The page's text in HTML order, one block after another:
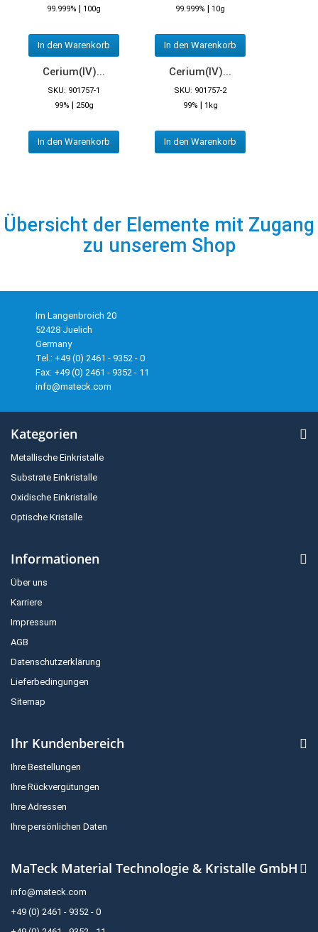
99.999% | 100g
In den Warenkorb
99.999% | 10g
In den Warenkorb
Cerium(IV)...
SKU: 901757-1
99% | 250g
In den Warenkorb
Cerium(IV)...
SKU: 901757-2
99% | 1kg
In den Warenkorb
Übersicht der Elemente mit Zugang
zu unserem Shop
Im Langenbroich 20
52428 Juelich
Germany
Tel.: +49 (0) 2461 - 9352 - 0
Fax: +49 (0) 2461 - 9352 - 11
info@mateck.com
Kategorien
Metallische Einkristalle
Substrate Einkristalle
Oxidische Einkristalle
Optische Kristalle
Informationen
Über uns
Karriere
Impressum
AGB
Datenschutzerklärung
Lieferbedingungen
Sitemap
Ihr Kundenbereich
Ihre Bestellungen
Ihre Rückvergütungen
Ihre Adressen
Ihre persönlichen Daten
MaTeck Material Technologie & Kristalle GmbH
info@mateck.com
+49 (0) 2461 - 9352 - 0